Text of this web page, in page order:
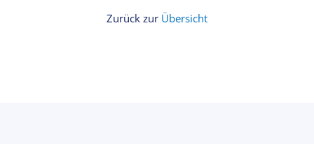
Zurück zur Übersicht